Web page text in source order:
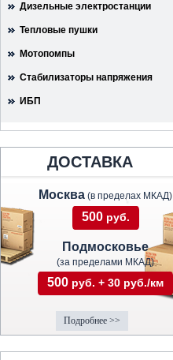
Дизельные электростанции
Тепловые пушки
Мотопомпы
Стабилизаторы напряжения
ИБП
ДОСТАВКА
Москва (в пределах МКАД)
500 руб.
Подмосковье
(за пределами МКАД)
500 руб. + 30 руб./км
Подробнее >>